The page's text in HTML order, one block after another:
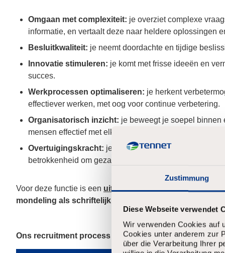
Zustimmung
Diese Webseite verwendet
Wir verwenden Cookies auf
Cookies unter anderem zur
über die Verarbeitung Ihrer
Omgaan met complexiteit: je overziet complexe
informatie, en vertaalt deze naar heldere oplossingen
Besluitkwaliteit: je neemt doordachte en tijdige
Innovatie stimuleren: je komt met frisse ideeën en
succes.
Werkprocessen optimaliseren: je herkent
effectiever werken, met oog voor continue verbetering.
Organisatorisch inzicht: je beweegt je soepel binnen
mensen effectief met elkaar te verbinden.
Overtuigingskracht: je weet anderen te overtuigen
betrokkenheid om gezamenlijke doelen te realiseren.
Voor deze functie is een uitstekende beheersing van de
mondeling als schriftelijk
Ons recruitment process